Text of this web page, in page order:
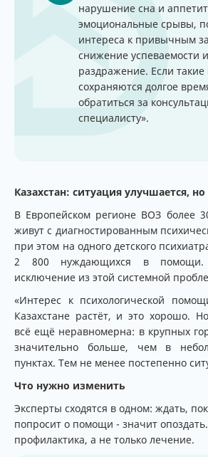
нарушение сна и
эмоциональные срывы,
интереса к привычным
снижение успеваемости
раздражение. Если
сохраняются долгое
обратиться за
специалисту».
Казахстан: ситуация улучшается,
В Европейском регионе ВОЗ более
живут с диагностированным
при этом на одного детского
2 800 нуждающихся в
исключение из этой системной
«Интерес к психологической
Казахстане растёт, и это хорошо. Но
всё ещё неравномерна: в крупных
значительно больше, чем в
пунктах. Тем не менее постепенно
Что нужно изменить
Эксперты сходятся в одном: ждать,
попросит о помощи - значит
профилактика, а не только лечение.